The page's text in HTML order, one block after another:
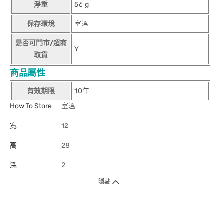
淨重 56 g
保存環境 室溫
是否可門市/超商
取貨
Y
商品屬性
有效期限
10年
How To Store
室溫
寬 12
高 28
深 2
隱藏